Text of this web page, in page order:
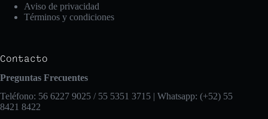
Aviso de privacidad
Términos y condiciones
Contacto
Preguntas Frecuentes
Teléfono: 56 6227 9025 / 55 5351 3715 | Whatsapp: (+52) 55
8421 8422